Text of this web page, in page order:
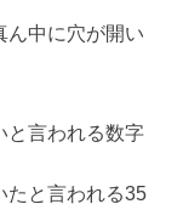
ん中に穴が開い
と言われる数字
たと言われる35